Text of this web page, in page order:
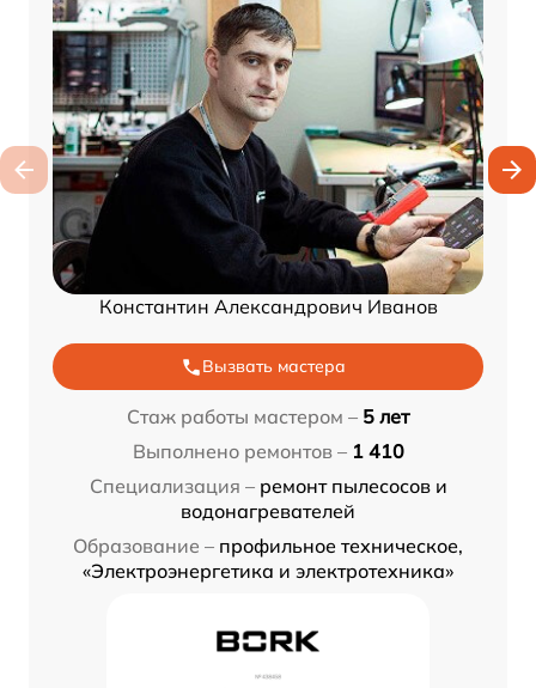
Константин Александрович Иванов
Вызвать мастера
Стаж работы мастером – 5 лет
Выполнено ремонтов – 1 410
Специализация – ремонт пылесосов и
водонагревателей
Образование – профильное техническое,
«Электроэнергетика и электротехника»